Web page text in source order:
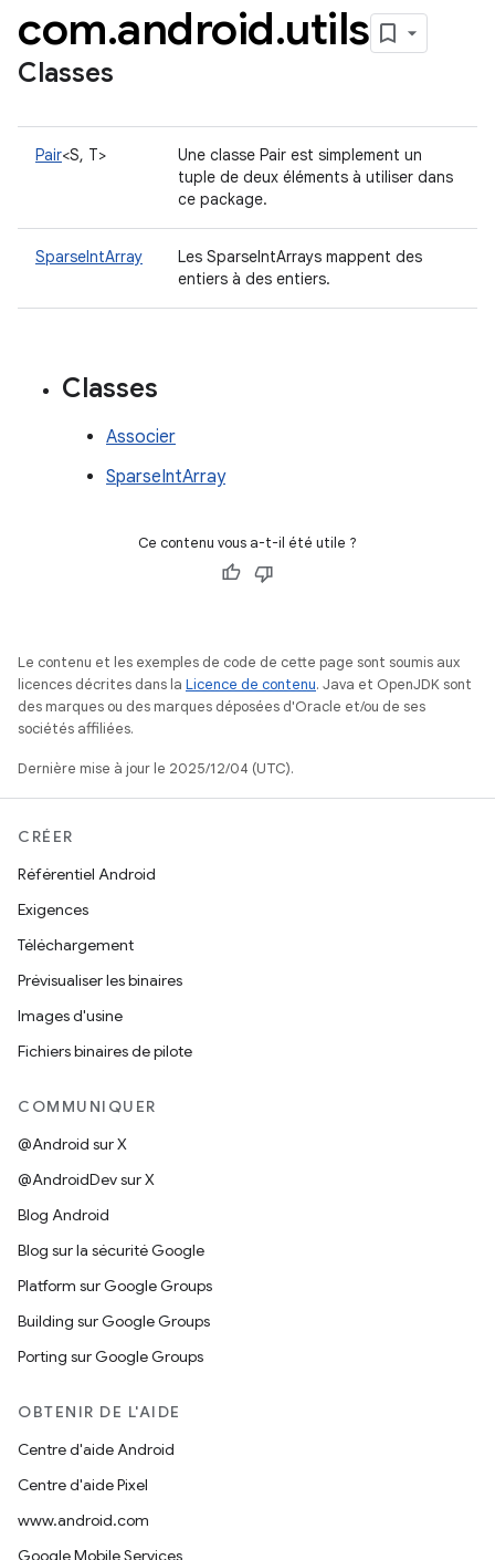
com.android.utils
Classes
Pair<S, T>
Une classe Pair est simplement un
tuple de deux éléments à utiliser dans
ce package.
SparseIntArray
Les SparseIntArrays mappent des
entiers à des entiers.
Classes
Associer
SparseIntArray
Ce contenu vous a-t-il été utile ?
Le contenu et les exemples de code de cette page sont soumis aux
licences décrites dans la Licence de contenu. Java et OpenJDK sont
des marques ou des marques déposées d'Oracle et/ou de ses
sociétés affiliées.
Dernière mise à jour le 2025/12/04 (UTC).
CRÉER
Référentiel Android
Exigences
Téléchargement
Prévisualiser les binaires
Images d'usine
Fichiers binaires de pilote
COMMUNIQUER
@Android sur X
@AndroidDev sur X
Blog Android
Blog sur la sécurité Google
Platform sur Google Groups
Building sur Google Groups
Porting sur Google Groups
OBTENIR DE L'AIDE
Centre d'aide Android
Centre d'aide Pixel
www.android.com
Google Mobile Services